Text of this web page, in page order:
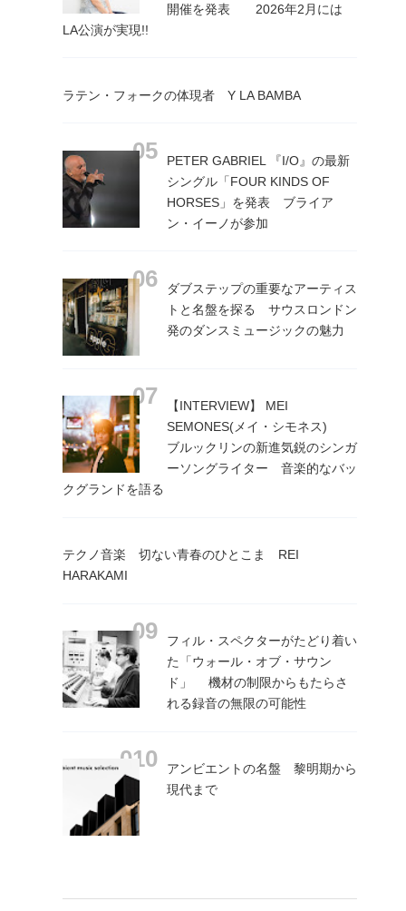
開催を発表 2026年2月には
LA公演が実現!!
ラテン・フォークの体現者 Y LA BAMBA
PETER GABRIEL 『I/O』の最新
シングル「FOUR KINDS OF
HORSES」を発表 ブライア
ン・イーノが参加
ダブステップの重要なアーティス
トと名盤を探る サウスロンドン
発のダンスミュージックの魅力
【INTERVIEW】 MEI
SEMONES(メイ・シモネス)
ブルックリンの新進気鋭のシンガ
ーソングライター 音楽的なバッ
クグランドを語る
テクノ音楽 切ない青春のひとこま REI
HARAKAMI
フィル・スペクターがたどり着い
た「ウォール・オブ・サウン
ド」 機材の制限からもたらさ
れる録音の無限の可能性
アンビエントの名盤 黎明期から
現代まで